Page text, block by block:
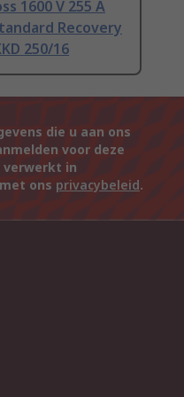
1600 V 255 A
Recovery
250/16
die u aan ons
voor deze
in
ons privacybeleid.